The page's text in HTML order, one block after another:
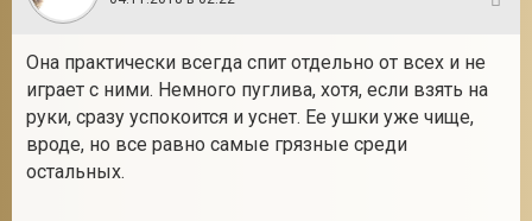
Она практически всегда спит отдельно от всех и не
играет с ними. Немного пуглива, хотя, если взять на
руки, сразу успокоится и уснет. Ее ушки уже чище,
вроде, но все равно самые грязные среди
остальных.